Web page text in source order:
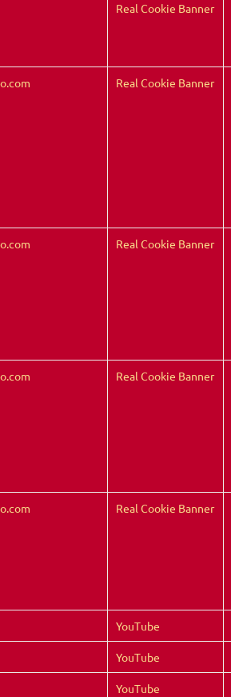
Real Cookie Banner
Real Cookie Banner
Real Cookie Banner
Real Cookie Banner
Real Cookie Banner
YouTube
YouTube
YouTube